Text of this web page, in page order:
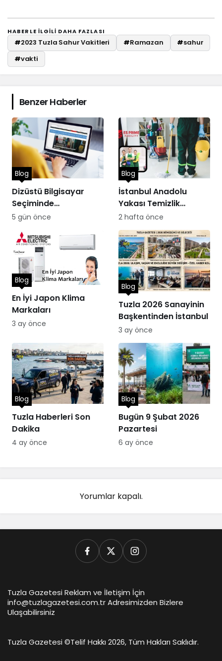
HABERLE ILGILI DAHA FAZLASI
#2023 Tuzla Sahur Vakitleri #Ramazan #sahur
#vakti
Benzer Haberler
Dizüstü Bilgisayar
Seçiminde
Performans
Blog
5 gün önce
İstanbul Anadolu
Yakası Temizlik
Hizmetleri
Blog
2 hafta önce
En İyi Japon Klima
Markaları
Blog
3 ay önce
Tuzla 2026 Sanayinin
Başkentinden İstanbul
Blog
3 ay önce
Tuzla Haberleri Son
Dakika
Blog
4 ay önce
Bugün 9 Şubat 2026
Pazartesi
Blog
6 ay önce
Yorumlar kapalı.
Tuzla Gazetesi Reklam ve İletişim İçin
info@tuzlagazetesi.com.tr Adresimizden Bizlere
Ulaşabilirsiniz
Tuzla Gazetesi ©Telif Hakkı 2026, Tüm Hakları Saklıdır.